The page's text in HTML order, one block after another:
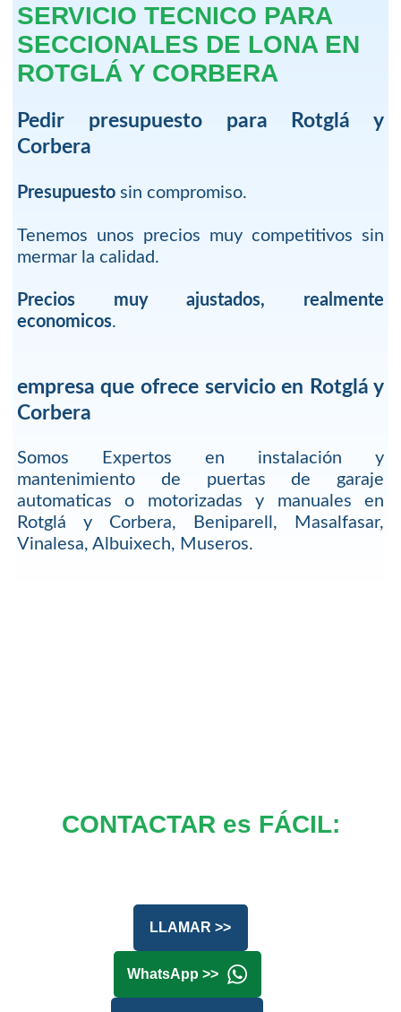
SERVICIO TECNICO PARA
SECCIONALES DE LONA EN
ROTGLÁ Y CORBERA
Pedir presupuesto para Rotglá y
Corbera
Presupuestosin compromiso.
Tenemos unos precios muy competitivos sin
mermar la calidad.
Precios muy ajustados, realmente
economicos.
empresa que ofrece servicio en Rotglá y
Corbera
Somos Expertos en instalación y
mantenimiento de puertas de garaje
automaticas o motorizadas y manuales en
Rotglá y Corbera, Beniparell, Masalfasar,
Vinalesa, Albuixech, Museros.
CONTACTAR es FÁCIL:
LLAMAR >>
WhatsApp >>